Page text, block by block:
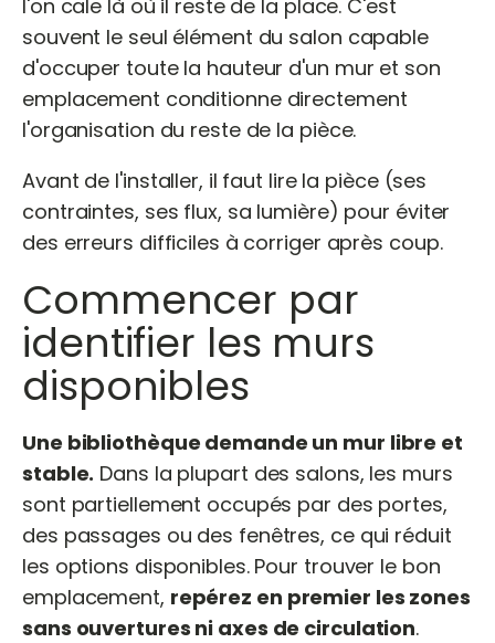
l'on cale là où il reste de la place. C'est
souvent le seul élément du salon capable
d'occuper toute la hauteur d'un mur et son
emplacement conditionne directement
l'organisation du reste de la pièce.
Avant de l'installer, il faut lire la pièce (ses
contraintes, ses flux, sa lumière) pour éviter
des erreurs difficiles à corriger après coup.
Commencer par
identifier les murs
disponibles
Une bibliothèque demande un mur libre et
stable. Dans la plupart des salons, les murs
sont partiellement occupés par des portes,
des passages ou des fenêtres, ce qui réduit
les options disponibles. Pour trouver le bon
emplacement, repérez en premier les zones
sans ouvertures ni axes de circulation.